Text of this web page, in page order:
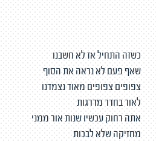
כשזה התחיל אז לא חשבנו
שאף פעם לא נראה את הסוף
צפופים צפופים מאוד נצמדנו
לאור בחדר מדרגות
אתה רחוק עכשיו שנות אור ממני
מחזיקה שלא לבכות